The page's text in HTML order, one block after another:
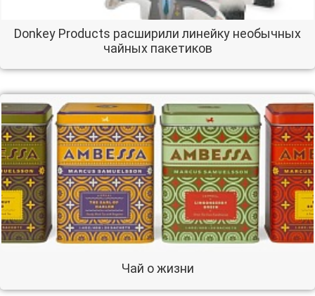
Donkey Products расширили линейку необычных
чайных пакетиков
Чай о жизни